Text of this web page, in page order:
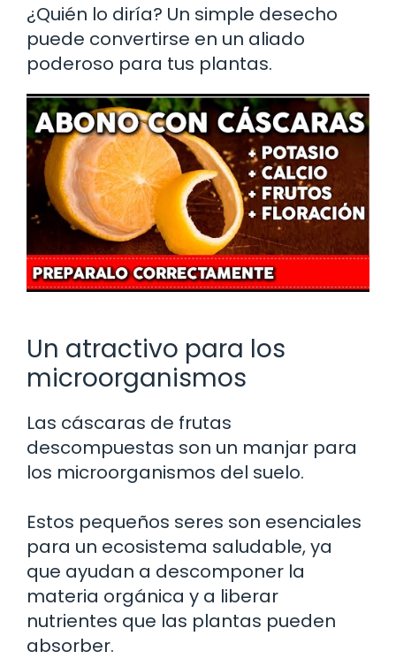
¿Quién lo diría? Un simple desecho
puede convertirse en un aliado
poderoso para tus plantas.
Un atractivo para los
microorganismos
Las cáscaras de frutas
descompuestas son un manjar para
los microorganismos del suelo.
Estos pequeños seres son esenciales
para un ecosistema saludable, ya
que ayudan a descomponer la
materia orgánica y a liberar
nutrientes que las plantas pueden
absorber.